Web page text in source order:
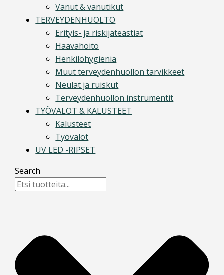
Vanut & vanutikut
TERVEYDENHUOLTO
Erityis- ja riskijäteastiat
Haavahoito
Henkilöhygienia
Muut terveydenhuollon tarvikkeet
Neulat ja ruiskut
Terveydenhuollon instrumentit
TYÖVALOT & KALUSTEET
Kalusteet
Työvalot
UV LED -RIPSET
Search